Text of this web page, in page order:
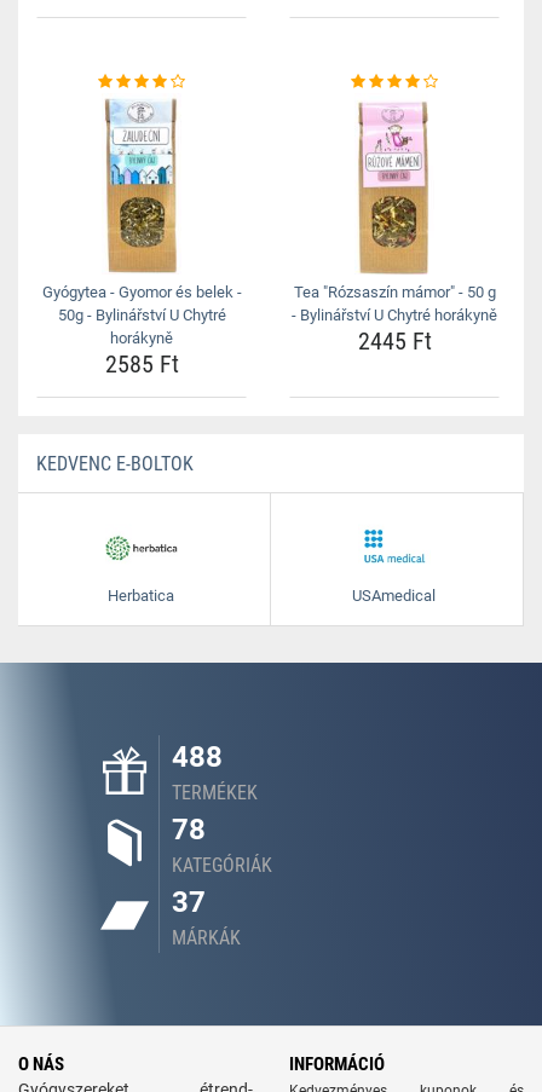
Gyógytea - Gyomor és belek -
50g - Bylinářství U Chytré
horákyně
2585 Ft
Tea "Rózsaszín mámor" - 50 g
- Bylinářství U Chytré horákyně
2445 Ft
KEDVENC E-BOLTOK
Herbatica USAmedical
488
TERMÉKEK
78
KATEGÓRIÁK
37
MÁRKÁK
O NÁS INFORMÁCIÓ